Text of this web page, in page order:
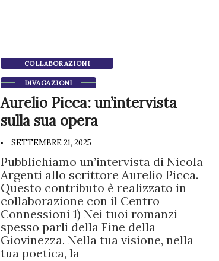
COLLABORAZIONI
DIVAGAZIONI
Aurelio Picca: un’intervista
sulla sua opera
SETTEMBRE 21, 2025
Pubblichiamo un’intervista di Nicola
Argenti allo scrittore Aurelio Picca.
Questo contributo è realizzato in
collaborazione con il Centro
Connessioni 1) Nei tuoi romanzi
spesso parli della Fine della
Giovinezza. Nella tua visione, nella
tua poetica, la